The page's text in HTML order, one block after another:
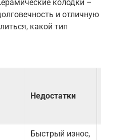
колодки –
и отличную
какой тип
Недостатки
Быстрый износ,